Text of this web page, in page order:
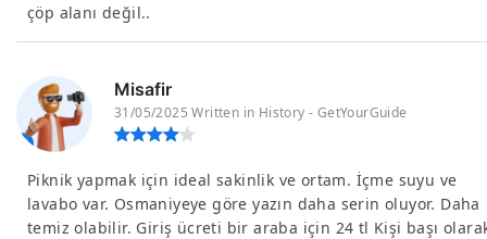
çöp alanı değil..
Misafir
31/05/2025 Written in History - GetYourGuide
Piknik yapmak için ideal sakinlik ve ortam. İçme suyu ve
lavabo var. Osmaniyeye göre yazın daha serin oluyor. Daha
temiz olabilir. Giriş ücreti bir araba için 24 tl Kişi başı